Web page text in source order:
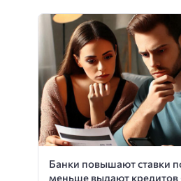
Банки повышают ставки
меньше выдают кредитов